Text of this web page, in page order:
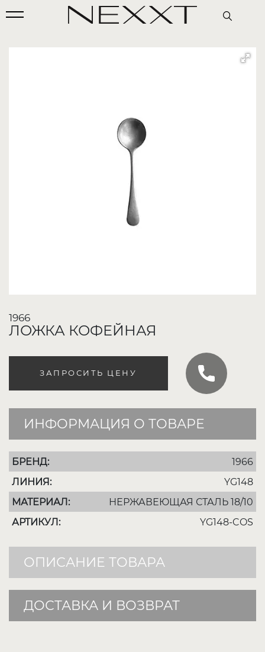
1966
ЛОЖКА КОФЕЙНАЯ
ЗАПРОСИТЬ ЦЕНУ
ИНФОРМАЦИЯ О ТОВАРЕ
БРЕНД:
1966
ЛИНИЯ:
YG148
МАТЕРИАЛ:
НЕРЖАВЕЮЩАЯ СТАЛЬ 18/10
АРТИКУЛ:
YG148-COS
ОПИСАНИЕ ТОВАРА
ДОСТАВКА И ВОЗВРАТ